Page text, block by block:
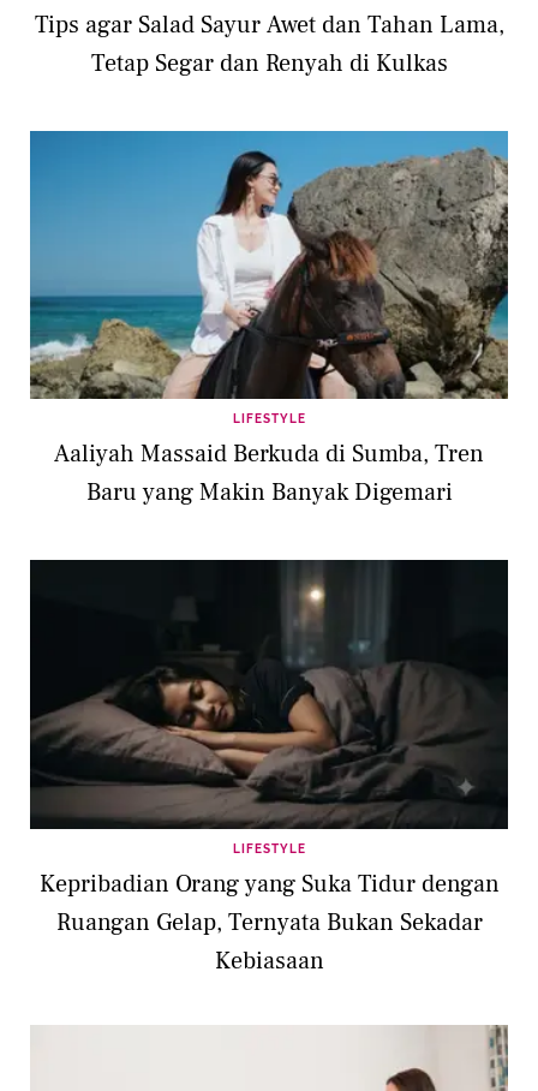
Tips agar Salad Sayur Awet dan Tahan Lama,
Tetap Segar dan Renyah di Kulkas
LIFESTYLE
Aaliyah Massaid Berkuda di Sumba, Tren
Baru yang Makin Banyak Digemari
LIFESTYLE
Kepribadian Orang yang Suka Tidur dengan
Ruangan Gelap, Ternyata Bukan Sekadar
Kebiasaan